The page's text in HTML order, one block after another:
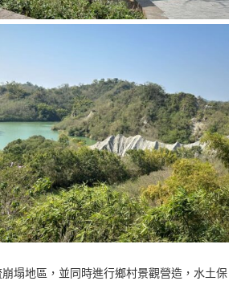
塌地區，並同時進行鄉村景觀營造，水土保